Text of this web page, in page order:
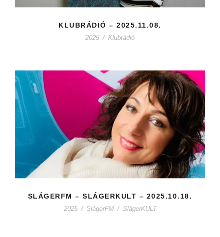
KLUBRÁDIÓ – 2025.11.08.
2025 / Klubrádió
SLÁGERFM – SLÁGERKULT – 2025.10.18.
2025 / SlágerFM / SlágerKULT